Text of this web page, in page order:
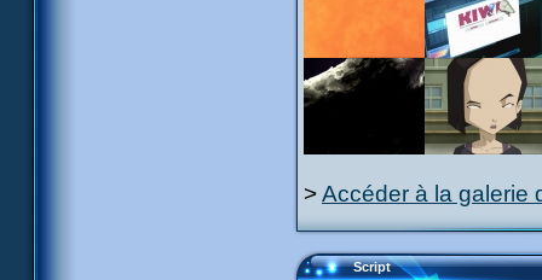
>Accéder à la galerie
Script